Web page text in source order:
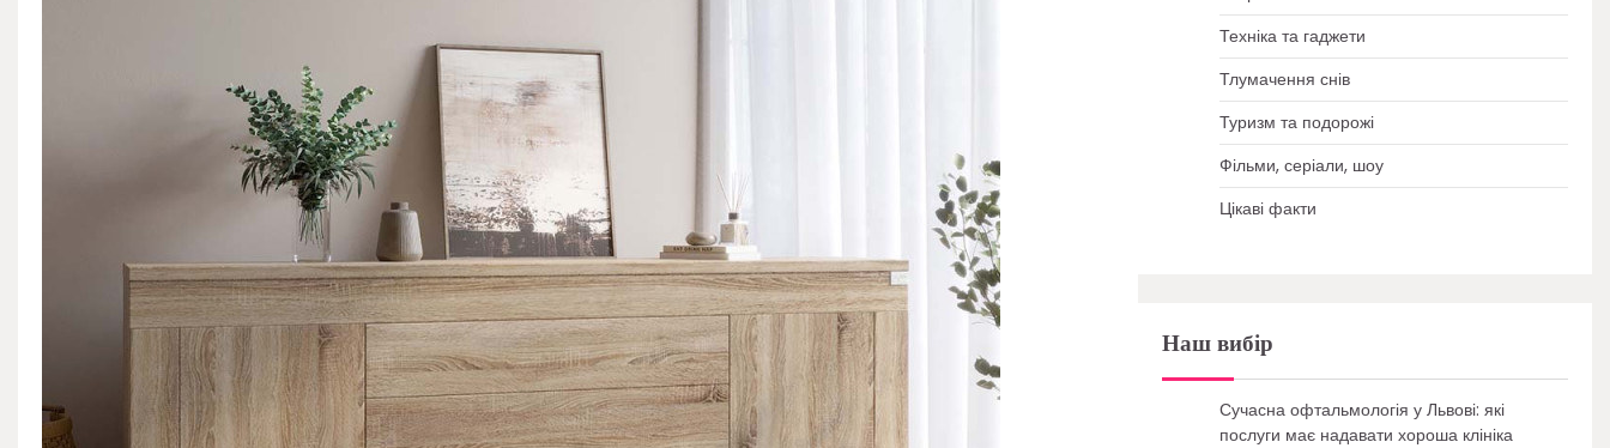
Техніка та гаджети
Тлумачення снів
Туризм та подорожі
Фільми, серіали, шоу
Цікаві факти
Наш вибір
Сучасна офтальмологія у Львові: які
послуги має надавати хороша клініка